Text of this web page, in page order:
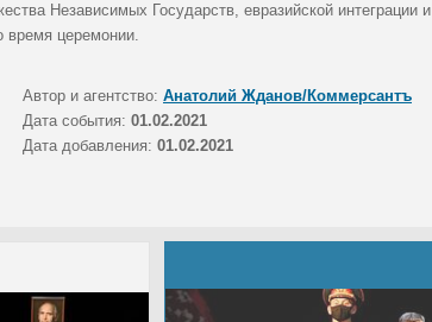
Независимых Государств, евразийской интеграции и
время церемонии.
Автор и агентство: Анатолий Жданов/Коммерсантъ
Дата события: 01.02.2021
Дата добавления: 01.02.2021